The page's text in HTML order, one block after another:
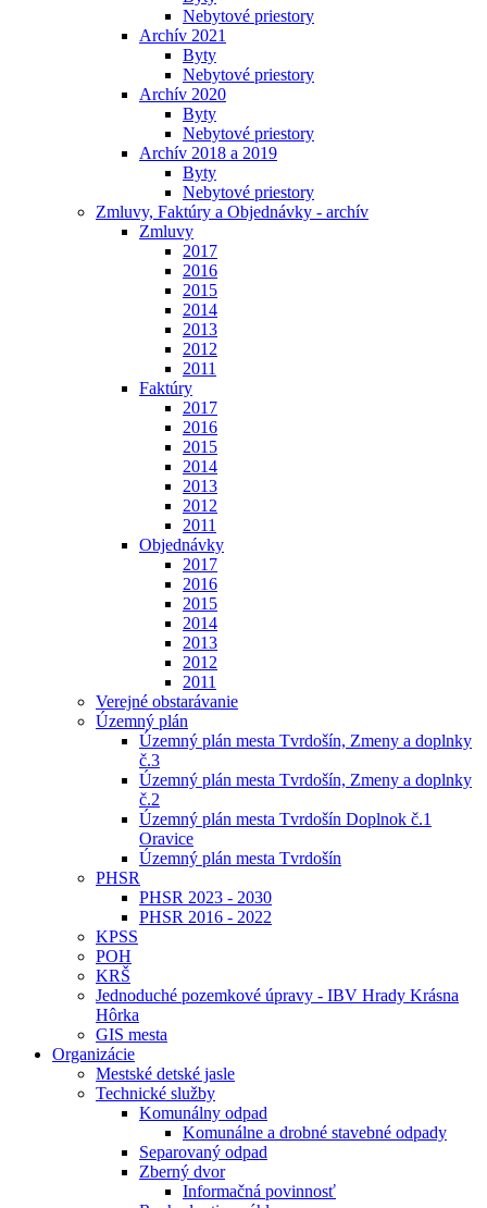
Nebytové priestory
Archív 2021
Byty
Nebytové priestory
Archív 2020
Byty
Nebytové priestory
Archív 2018 a 2019
Byty
Nebytové priestory
Zmluvy, Faktúry a Objednávky - archív
Zmluvy
2017
2016
2015
2014
2013
2012
2011
Faktúry
2017
2016
2015
2014
2013
2012
2011
Objednávky
2017
2016
2015
2014
2013
2012
2011
Verejné obstarávanie
Územný plán
Územný plán mesta Tvrdošín, Zmeny a doplnky
č.3
Územný plán mesta Tvrdošín, Zmeny a doplnky
č.2
Územný plán mesta Tvrdošín Doplnok č.1
Oravice
Územný plán mesta Tvrdošín
PHSR
PHSR 2023 - 2030
PHSR 2016 - 2022
KPSS
POH
KRŠ
Jednoduché pozemkové úpravy - IBV Hrady Krásna
Hôrka
GIS mesta
Organizácie
Mestské detské jasle
Technické služby
Komunálny odpad
Komunálne a drobné stavebné odpady
Separovaný odpad
Zberný dvor
Informačná povinnosť